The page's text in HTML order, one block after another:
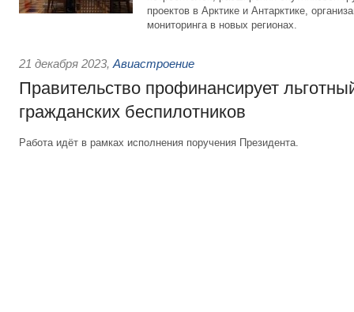
проектов в Арктике и Антарктике,
мониторинга в новых регионах.
21 декабря 2023, Авиастроение
Правительство профинансирует
гражданских беспилотников
Работа идёт в рамках исполнения поручения Президента.